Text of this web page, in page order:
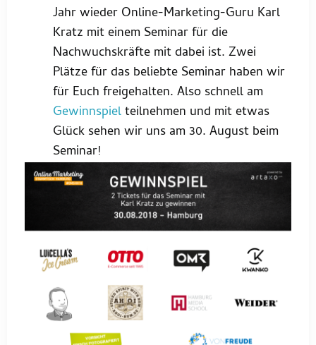
Jahr wieder Online-Marketing-Guru Karl
Kratz mit einem Seminar für die
Nachwuchskräfte mit dabei ist. Zwei
Plätze für das beliebte Seminar haben wir
für Euch freigehalten. Also schnell am
Gewinnspielteilnehmen und mit etwas
Glück sehen wir uns am 30. August beim
Seminar!